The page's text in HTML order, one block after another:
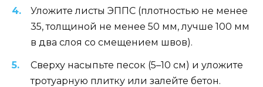
Уложите листы ЭППС (плотностью не менее
35, толщиной не менее 50 мм, лучше 100 мм
в два слоя со смещением швов).
Сверху насыпьте песок (5–10 см) и уложите
тротуарную плитку или залейте бетон.